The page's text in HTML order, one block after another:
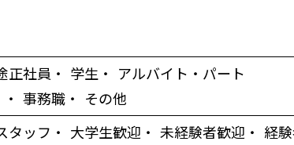
正社員 学生
アルバイト・パート
事務職 その他
タッフ 大学生歓迎 未経験者歓迎 経